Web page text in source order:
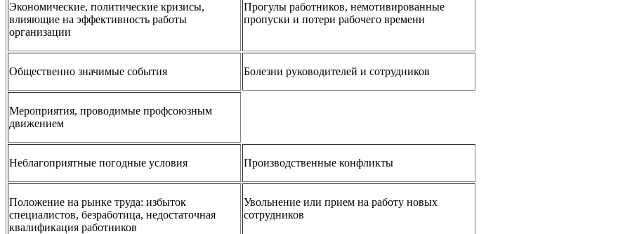
Экономические, политические кризисы,
влияющие на эффективность работы
организации
Прогулы работников, немотивированные
пропуски и потери рабочего времени
Общественно значимые события Болезни руководителей и сотрудников
Мероприятия, проводимые профсоюзным
движением
Неблагоприятные погодные условия Производственные конфликты
Положение на рынке труда: избыток
специалистов, безработица, недостаточная
квалификация работников
Увольнение или прием на работу новых
сотрудников